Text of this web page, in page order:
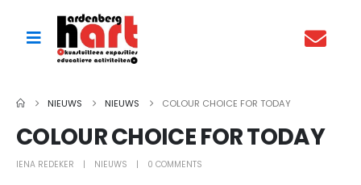
NIEUWS NIEUWS COLOUR CHOICE FOR TODAY
COLOUR CHOICE FOR TODAY
IENA REDEKER NIEUWS 0 COMMENTS